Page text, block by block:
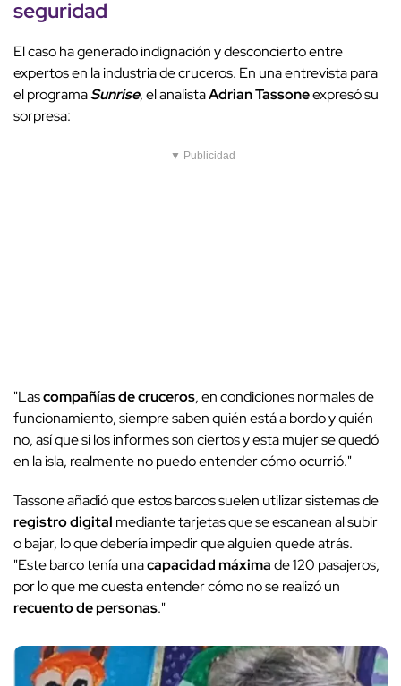
seguridad
El caso ha generado indignación y desconcierto entre
expertos en la industria de cruceros. En una entrevista para
el programaSunrise, el analistaAdrian Tassoneexpresó su
sorpresa:
▼ Publicidad
"Lascompañías de cruceros, en condiciones normales de
funcionamiento, siempre saben quién está a bordo y quién
no, así que si los informes son ciertos y esta mujer se quedó
en la isla, realmente no puedo entender cómo ocurrió."
Tassone añadió que estos barcos suelen utilizar sistemas de
registro digital mediante tarjetas que se escanean al subir
o bajar, lo que debería impedir que alguien quede atrás.
"Este barco tenía unacapacidad máximade 120 pasajeros,
por lo que me cuesta entender cómo no se realizó un
recuento de personas."